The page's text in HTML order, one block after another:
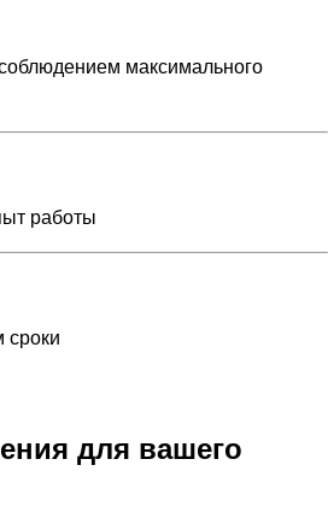
максимального
работы
сроки
для вашего